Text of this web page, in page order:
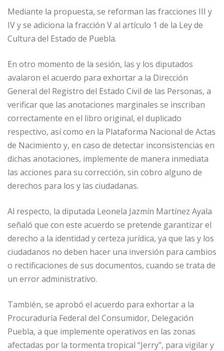
Mediante la propuesta, se reforman las fracciones III y
IV y se adiciona la fracción V al artículo 1 de la Ley de
Cultura del Estado de Puebla.
En otro momento de la sesión, las y los diputados
avalaron el acuerdo para exhortar a la Dirección
General del Registro del Estado Civil de las Personas, a
verificar que las anotaciones marginales se inscriban
correctamente en el libro original, el duplicado
respectivo, así como en la Plataforma Nacional de Actas
de Nacimiento y, en caso de detectar inconsistencias en
dichas anotaciones, implemente de manera inmediata
las acciones para su corrección, sin cobro alguno de
derechos para los y las ciudadanas.
Al respecto, la diputada Leonela Jazmín Martínez Ayala
señaló que con este acuerdo se pretende garantizar el
derecho a la identidad y certeza jurídica, ya que las y los
ciudadanos no deben hacer una inversión para cambios
o rectificaciones de sus documentos, cuando se trata de
un error administrativo.
También, se aprobó el acuerdo para exhortar a la
Procuraduría Federal del Consumidor, Delegación
Puebla, a que implemente operativos en las zonas
afectadas por la tormenta tropical “Jerry”, para vigilar y